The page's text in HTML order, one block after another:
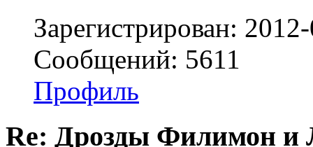
Зарегистрирован:
Сообщений: 5611
Профиль
Re: Дрозды Филимон и